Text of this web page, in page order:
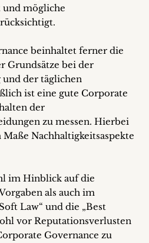
und mögliche
beinhaltet ferner die
Grundsätze bei der
der täglichen
ist eine gute Corporate
der
zu messen. Hierbei
Nachhaltigkeitsaspekte
im Hinblick auf die
als auch im
Law“ und die „Best
vor Reputationsverlusten
Governance zu